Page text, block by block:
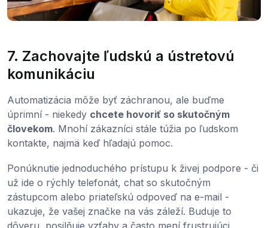
7. Zachovajte ľudskú a ústretovú
komunikáciu
Automatizácia môže byť záchranou, ale buďme
úprimní - niekedy chcete hovoriť so skutočným
človekom. Mnohí zákazníci stále túžia po ľudskom
kontakte, najmä keď hľadajú pomoc.
Ponúknutie jednoduchého prístupu k živej podpore - či
už ide o rýchly telefonát, chat so skutočným
zástupcom alebo priateľskú odpoveď na e-mail -
ukazuje, že vašej značke na vás záleží. Buduje to
dôveru, posilňuje vzťahy a často mení frustrujúci